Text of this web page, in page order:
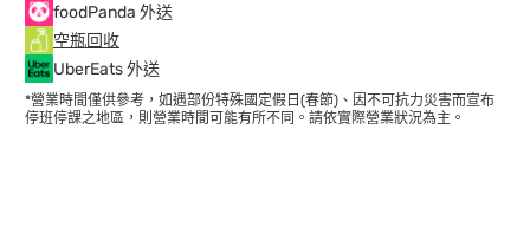
foodPanda 外送
空瓶回收
UberEats 外送
*營業時間僅供參考，如遇部份特殊國定假日(春節)、因不可抗力災害而宣布
停班停課之地區，則營業時間可能有所不同。請依實際營業狀況為主。